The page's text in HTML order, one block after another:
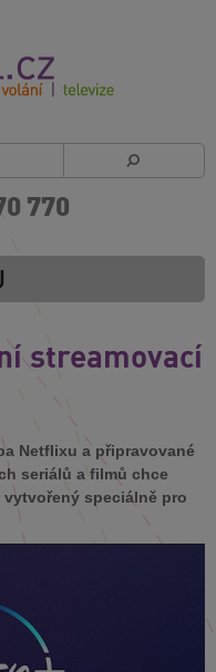
770
streamovací
Netflixu a připravované
seriálů a filmů chce
speciálně pro